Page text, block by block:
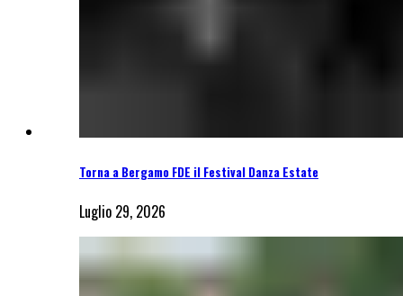
Torna a Bergamo FDE il Festival Danza Estate
Luglio 29, 2026